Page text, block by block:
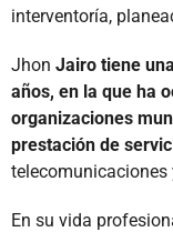
interventoría,
Jhon Jairo tiene
años, en la que ha
organizaciones
prestación de
telecomunicaciones
En su vida